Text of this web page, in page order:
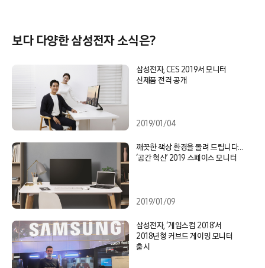
보다 다양한 삼성전자 소식은?
삼성전자, CES 2019서 모니터
신제품 전격 공개
2019/01/04
깨끗한 책상 환경을 돌려 드립니다…
‘공간 혁신’ 2019 스페이스 모니터
2019/01/09
삼성전자, ‘게임스컴 2018’서
2018년형 커브드 게이밍 모니터
출시